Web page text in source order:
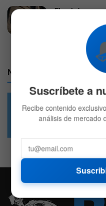
El próximo
7 DE AGOSTO DE
Nuestras Redes:
49.6k
Suscríbete a
Recibe contenido
análisis de mercado